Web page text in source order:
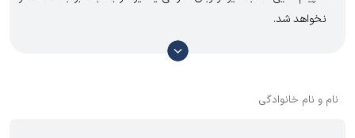
نخواهد شد.
با توجه به آن که امکان موافقت یا مخالفت با محتوای نظرات وجود
دارد، معمولا نظراتی که محتوای مشابه دارند، انتشار نمی‌یابند بنابراین
نام و نام خانوادگی